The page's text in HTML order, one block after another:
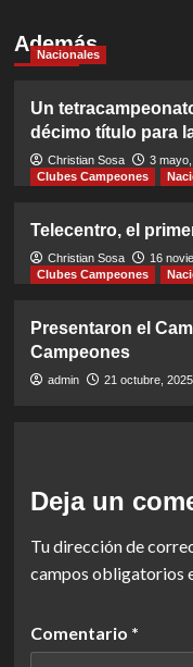
Además
Nacionales
Un
décimo título para
Christian Sosa 3
Clubes Campeones
Telecentro, el
Christian Sosa 16
Clubes Campeones
Presentaron el
Campeones
admin 21 octubre, 2025
Deja un
Tu dirección de
campos obligatorios
Comentario *